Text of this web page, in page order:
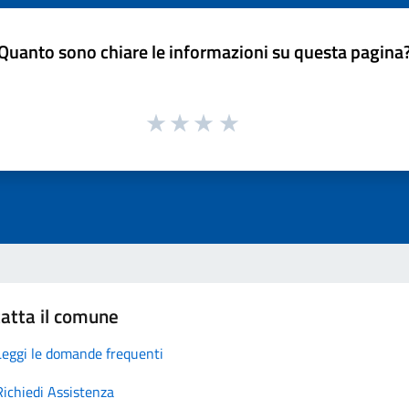
sono chiare le informazioni su questa
il comune
le domande frequenti
Assistenza